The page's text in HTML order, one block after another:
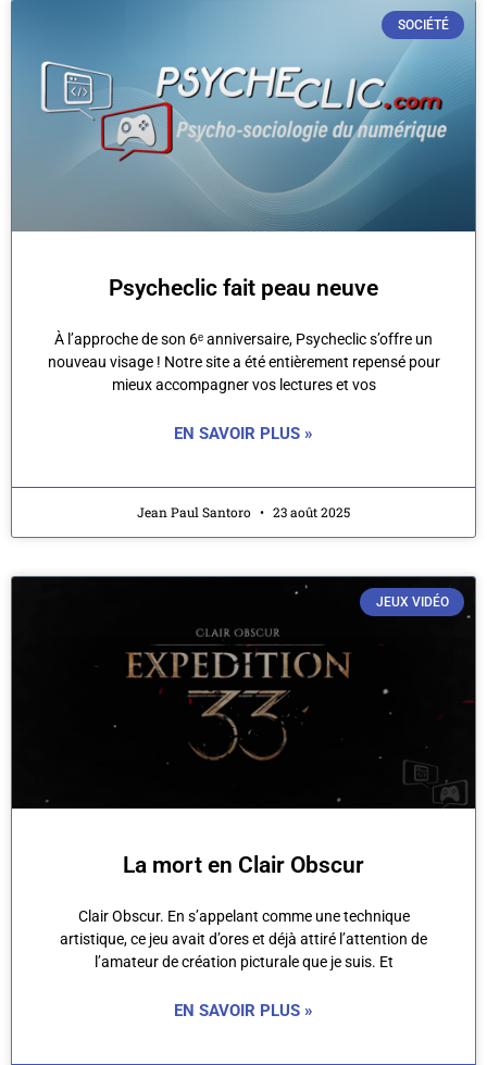
SOCIÉTÉ
Psycheclic fait peau neuve
À l’approche de son 6ᵉ anniversaire, Psycheclic s’offre un
nouveau visage ! Notre site a été entièrement repensé pour
mieux accompagner vos lectures et vos
EN SAVOIR PLUS »
Jean Paul Santoro 23 août 2025
JEUX VIDÉO
La mort en Clair Obscur
Clair Obscur. En s’appelant comme une technique
artistique, ce jeu avait d’ores et déjà attiré l’attention de
l’amateur de création picturale que je suis. Et
EN SAVOIR PLUS »